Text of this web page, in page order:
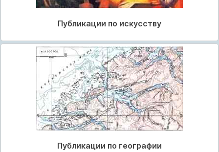
Публикации по искусству
Публикации по географии